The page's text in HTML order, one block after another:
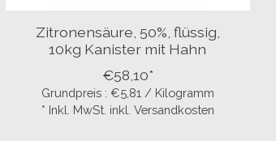
Zitronensäure, 50%, flüssig,
10kg Kanister mit Hahn
€58,10*
Grundpreis : €5,81 / Kilogramm
* Inkl. MwSt. inkl. Versandkosten